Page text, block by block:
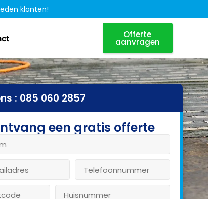
klanten!
Offerte
aanvragen
: 085 060 2857
een gratis offerte